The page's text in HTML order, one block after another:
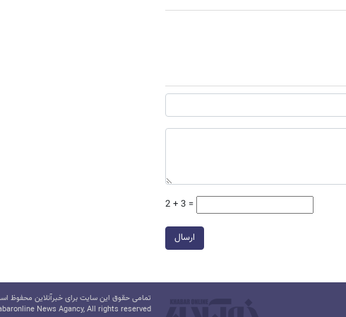
2 + 3 =
ارسال
تمامی حقوق این سایت برای خبرآنلاین محفوظ
News Agancy, All rights reserved